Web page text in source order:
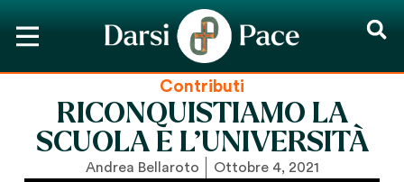
Contributi
RICONQUISTIAMO LA
SCUOLA E L’UNIVERSITÀ
Andrea Bellaroto Ottobre 4, 2021